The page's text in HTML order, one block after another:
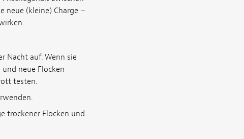
neue (kleine) Charge –
Nacht auf. Wenn sie
neue Flocken
testen.
trockener Flocken und